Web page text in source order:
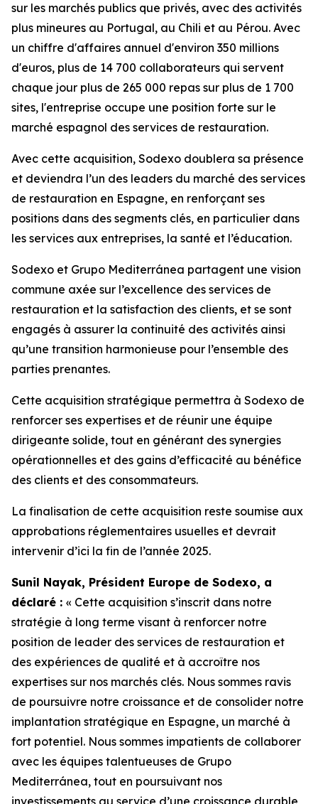
sur les marchés publics que privés, avec des activités
plus mineures au Portugal, au Chili et au Pérou. Avec
un chiffre d'affaires annuel d'environ 350 millions
d'euros, plus de 14 700 collaborateurs qui servent
chaque jour plus de 265 000 repas sur plus de 1 700
sites, l'entreprise occupe une position forte sur le
marché espagnol des services de restauration.
Avec cette acquisition, Sodexo doublera sa présence
et deviendra l’un des leaders du marché des services
de restauration en Espagne, en renforçant ses
positions dans des segments clés, en particulier dans
les services aux entreprises, la santé et l’éducation.
Sodexo et Grupo Mediterránea partagent une vision
commune axée sur l’excellence des services de
restauration et la satisfaction des clients, et se sont
engagés à assurer la continuité des activités ainsi
qu’une transition harmonieuse pour l’ensemble des
parties prenantes.
Cette acquisition stratégique permettra à Sodexo de
renforcer ses expertises et de réunir une équipe
dirigeante solide, tout en générant des synergies
opérationnelles et des gains d’efficacité au bénéfice
des clients et des consommateurs.
La finalisation de cette acquisition reste soumise aux
approbations réglementaires usuelles et devrait
intervenir d’ici la fin de l’année 2025.
Sunil Nayak, Président Europe de Sodexo, a
déclaré : « Cette acquisition s’inscrit dans notre
stratégie à long terme visant à renforcer notre
position de leader des services de restauration et
des expériences de qualité et à accroître nos
expertises sur nos marchés clés. Nous sommes ravis
de poursuivre notre croissance et de consolider notre
implantation stratégique en Espagne, un marché à
fort potentiel. Nous sommes impatients de collaborer
avec les équipes talentueuses de Grupo
Mediterránea, tout en poursuivant nos
investissements au service d’une croissance durable